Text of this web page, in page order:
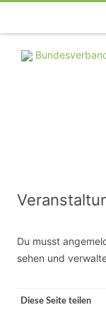
Du musst
sehen und
Diese Seite teilen